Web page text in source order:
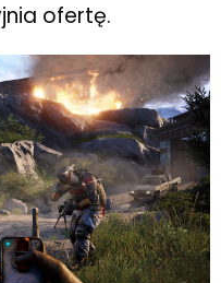
ofertę.